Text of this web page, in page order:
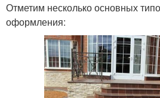
Отметим несколько основных
оформления: